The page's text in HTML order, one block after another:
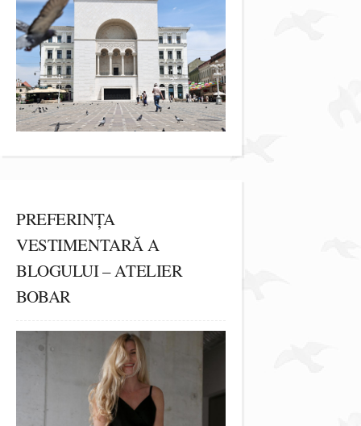
PREFERINȚA
VESTIMENTARĂ A
BLOGULUI – ATELIER
BOBAR